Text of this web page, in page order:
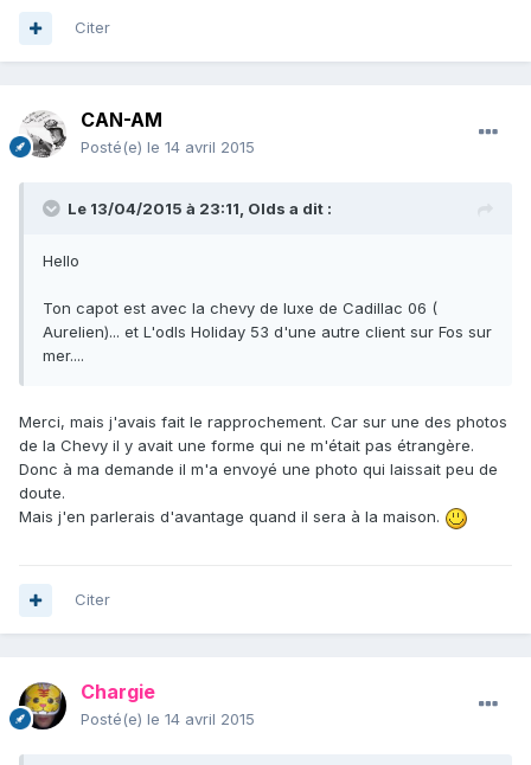
Citer
CAN-AM
Posté(e) le 14 avril 2015
Le 13/04/2015 à 23:11, Olds a dit :
Hello
Ton capot est avec la chevy de luxe de Cadillac 06 (
Aurelien)... et L'odls Holiday 53 d'une autre client sur Fos sur
mer....
Merci, mais j'avais fait le rapprochement. Car sur une des photos
de la Chevy il y avait une forme qui ne m'était pas étrangère.
Donc à ma demande il m'a envoyé une photo qui laissait peu de
doute.
Mais j'en parlerais d'avantage quand il sera à la maison.
Citer
Chargie
Posté(e) le 14 avril 2015